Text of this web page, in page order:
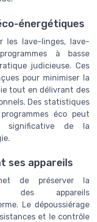
énergétiques
les lave-linges, lave-
à basse
judicieuse. Ces
pour minimiser la
tout en délivrant des
Des statistiques
éco peut
significative de la
ses appareils
de préserver la
des appareils
Le dépoussiérage
et le contrôle